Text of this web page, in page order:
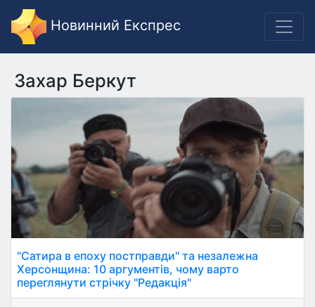
Новинний Експрес
Захар Беркут
"Сатира в епоху постправди" та незалежна
Херсонщина: 10 аргументів, чому варто
переглянути стрічку "Редакція"